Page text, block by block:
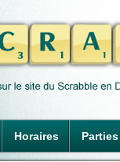
Horaires Parties